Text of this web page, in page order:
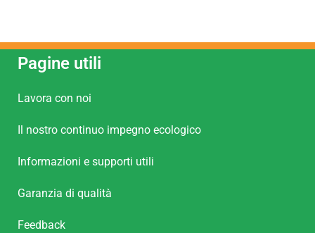
Pagine utili
Lavora con noi
Il nostro continuo impegno ecologico
Informazioni e supporti utili
Garanzia di qualità
Feedback